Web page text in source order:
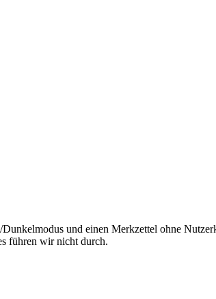
und einen Merkzettel ohne
führen wir nicht durch.